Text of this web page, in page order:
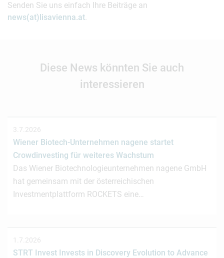
Senden Sie uns einfach Ihre Beiträge an
news(at)lisavienna.at.
Diese News könnten Sie auch
interessieren
3.7.2026
Wiener Biotech-Unternehmen nagene startet
Crowdinvesting für weiteres Wachstum
Das Wiener Biotechnologieunternehmen nagene GmbH
hat gemeinsam mit der österreichischen
Investmentplattform ROCKETS eine…
1.7.2026
STRT Invest Invests in Discovery Evolution to Advance